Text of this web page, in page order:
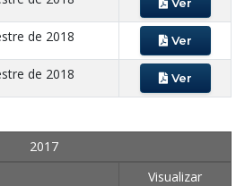
de 2018 Ver
de 2018 Ver
2017
Visualizar